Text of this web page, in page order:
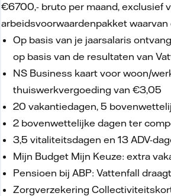
€6700,- bruto per maand, exclusief
arbeidsvoorwaardenpakket
Op basis van je jaarsalaris
op basis van de resultaten van
NS Business kaart voor woon/
thuiswerkvergoeding van €3,05
20 vakantiedagen, 5
2 bovenwettelijke dagen ter
3,5 vitaliteitsdagen en 13 ADV-
Mijn Budget Mijn Keuze: extra
Pensioen bij ABP: Vattenfall
Zorgverzekering